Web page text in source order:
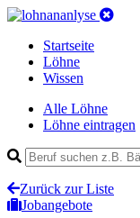
Startseite
Löhne
Wissen
Alle Löhne
Löhne eintragen
Zurück zur Liste
Jobangebote